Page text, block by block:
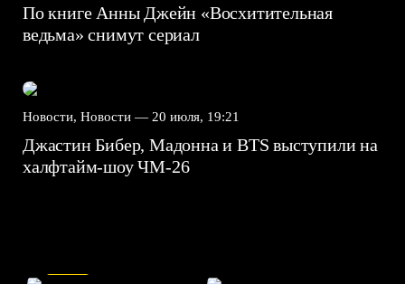
По книге Анны Джейн «Восхитительная
ведьма» снимут сериал
Новости, Новости — 20 июля, 19:21
Джастин Бибер, Мадонна и BTS выступили на
халфтайм-шоу ЧМ-26